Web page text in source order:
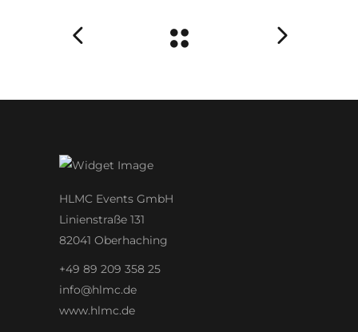
HLMC Events GmbH
Linienstraße 131
82041 Oberhaching
+49 89 209 358 25
info@hlmc.de
www.hlmc.de